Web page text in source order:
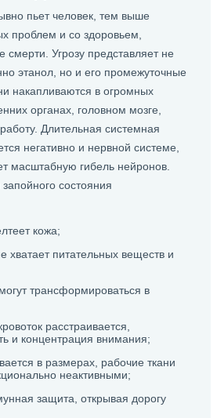
пьет человек, тем выше
проблем и со здоровьем,
смерти. Угрозу представляет не
этанол, но и его промежуточные
накапливаются в огромных
органах, головном мозге,
Длительная системная
негативно и нервной системе,
масштабную гибель нейронов.
состояния
кожа;
хватает питательных веществ и
трансформироваться в
расстраивается,
и концентрация внимания;
в размерах, рабочие ткани
неактивными;
защита, открывая дорогу